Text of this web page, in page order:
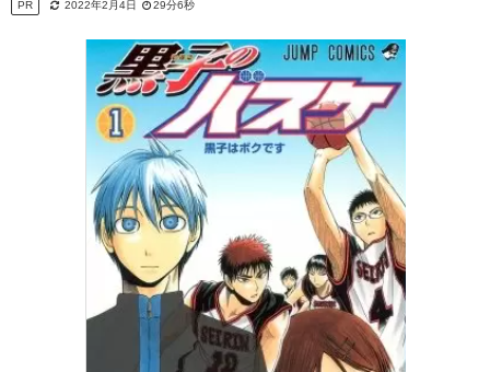
PR 2022年2月4日 29分6秒